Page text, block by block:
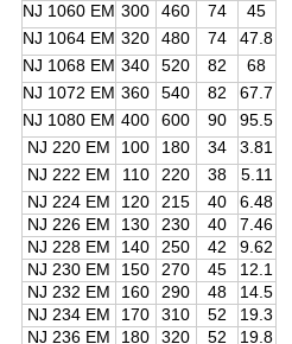
NJ 1060 EM 300 460 74
45
NJ 1064 EM 320 480 74
47.8
NJ 1068 EM 340 520 82
68
NJ 1072 EM 360 540 82
67.7
NJ 1080 EM 400 600 90
95.5
NJ 220 EM
100 180 34
3.81
NJ 222 EM
110 220 38
5.11
NJ 224 EM
120 215 40
6.48
NJ 226 EM
130 230 40
7.46
NJ 228 EM
140 250 42
9.62
NJ 230 EM
150 270 45
12.1
NJ 232 EM
160 290 48
14.5
NJ 234 EM
170 310 52
19.3
NJ 236 EM
180 320 52
19.8